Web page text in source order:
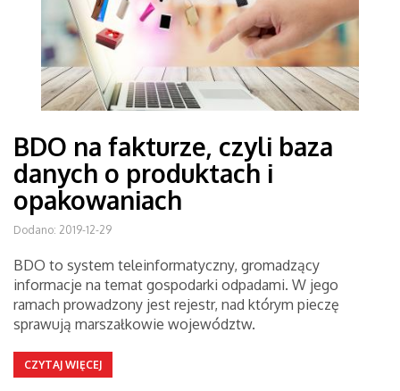
BDO na fakturze, czyli baza
danych o produktach i
opakowaniach
Dodano: 2019-12-29
BDO to system teleinformatyczny, gromadzący
informacje na temat gospodarki odpadami. W jego
ramach prowadzony jest rejestr, nad którym pieczę
sprawują marszałkowie województw.
CZYTAJ WIĘCEJ